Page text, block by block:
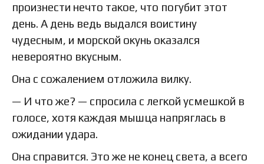
произнести нечто такое, что погубит этот
день. А день ведь выдался воистину
чудесным, и морской окунь оказался
невероятно вкусным.
Она с сожалением отложила вилку.
— И что же? — спросила с легкой усмешкой в
голосе, хотя каждая мышца напряглась в
ожидании удара.
Она справится. Это же не конец света, а всего